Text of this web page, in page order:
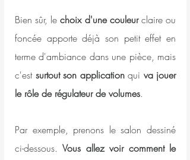
Bien sûr, le choix d'une couleur claire ou
foncée apporte déjà son petit effet en
terme d'ambiance dans une pièce, mais
c'est surtout son application qui va jouer
le rôle de régulateur de volumes.
Par exemple, prenons le salon dessiné
ci-dessous. Vous allez voir comment le